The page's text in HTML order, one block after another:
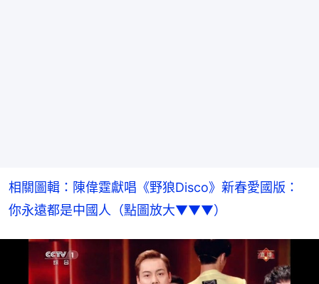
相關圖輯：陳偉霆獻唱《野狼Disco》新春愛國版：
你永遠都是中國人（點圖放大▼▼▼）